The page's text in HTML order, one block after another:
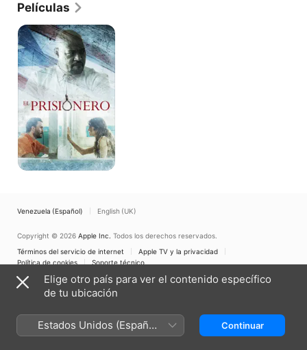
Películas
El
Prisionero
Venezuela (Español) English (UK)
Copyright © 2026 Apple Inc. Todos los derechos reservados.
Términos del servicio de internet
Apple TV y la privacidad
Política de cookies
Soporte técnico
Elige otro país para ver el contenido específico
de tu ubicación
Estados Unidos (Español
México)
Continuar